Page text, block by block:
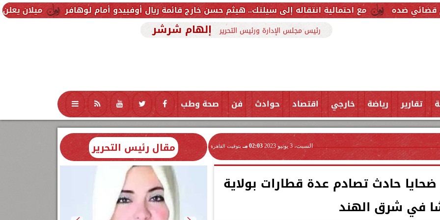
ميلان يعلن فسخ عقد مع احتمالية انتقاله إلى سيلتك.. هيثم حسن خارج قائمة ريال أوفييدو أمام لوهافر
رئيس مجلس الإدارة ورئيس التحرير إلهام شرشر
تقارير رياضة خارجي اقتصاد حوادث فن صحة وطب تكنولوجيا منوعات محافظات
السبت، 3 يونيو 2023 02:03 مـ بتوقيت القاهرة
حادث تصادم عدة قطارات بولاية
في شرق الهند
مقال رئيس التحرير